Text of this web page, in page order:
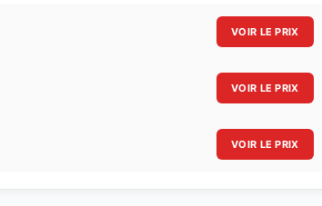
VOIR LE PRIX
VOIR LE PRIX
VOIR LE PRIX